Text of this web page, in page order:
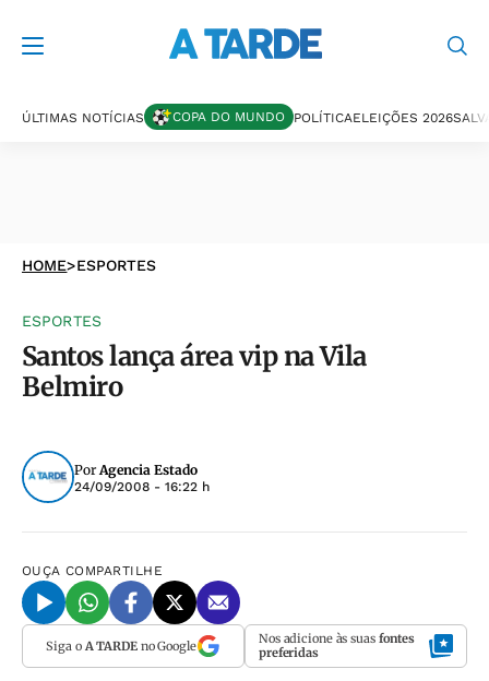
ÚLTIMAS NOTÍCIAS COPA DO MUNDO POLÍTICAELEIÇÕES 2026
HOME>ESPORTES
ESPORTES
Santos lança área vip na Vila
Belmiro
PorAgencia Estado
24/09/2008 - 16:22 h
OUÇA COMPARTILHE
Siga o A TARDEno Google Nos adicione às suas fontes
preferidas